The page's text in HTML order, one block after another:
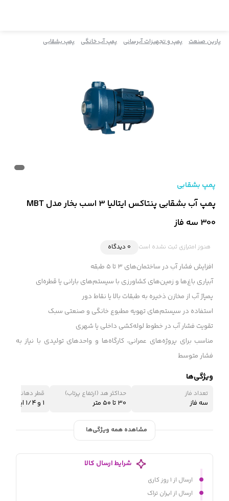
پارین صنعت پمپ و تجهیزات آبرسانی پمپ آب خانگی پمپ بشقابی
پمپ بشقابی
پمپ آب بشقابی پنتاکس ایتالیا 3 اسب بخار مدل MBT
300 سه فاز
هنوز امتیازی ثبت نشده است 0 دیدگاه
افزایش فشار آب در ساختمان‌های ۳ تا ۵ طبقه
آبیاری باغ‌ها و زمین‌های کشاورزی با سیستم‌های بارانی یا قطره‌ای
پمپاژ آب از مخازن ذخیره به طبقات بالا یا نقاط دور
استفاده در سیستم‌های تهویه مطبوع خانگی و صنعتی سبک
تقویت فشار آب در خطوط لوله‌کشی داخلی یا شهری
مناسب برای پروژه‌های عمرانی، کارگاه‌ها و واحدهای تولیدی با نیاز به
فشار متوسط
ویژگی‌ها
تعداد فاز
سه فاز
حداکثر هد (ارتفاع پرتاب)
30 تا ۵۰ متر
قطر دهانه
۱ و ۱/۴ اینچ
مشاهده همه ویژگی‌ها
شرایط ارسال کالا
ارسال از ۱ روز کاری
ارسال از ایران تراک